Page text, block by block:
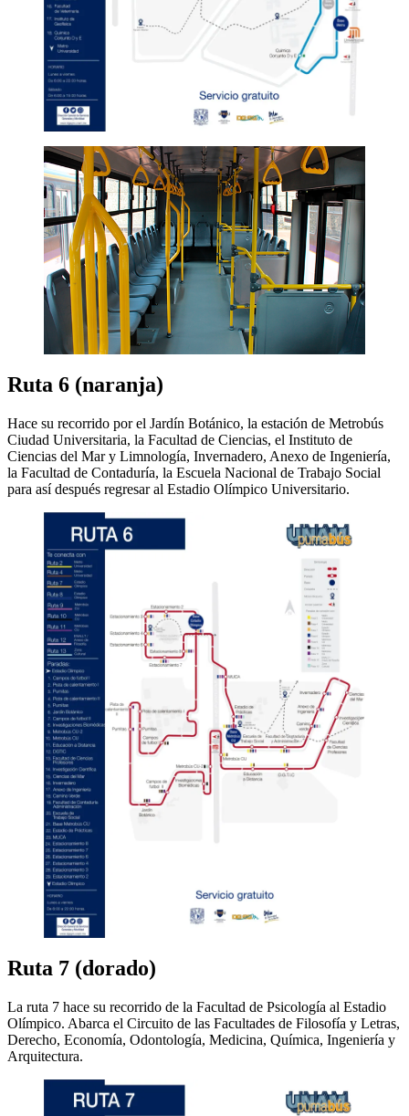
Ruta 6 (naranja)
Hace su recorrido por el Jardín Botánico, la estación de Metrobús
Ciudad Universitaria, la Facultad de Ciencias, el Instituto de
Ciencias del Mar y Limnología, Invernadero, Anexo de Ingeniería,
la Facultad de Contaduría, la Escuela Nacional de Trabajo Social
para así después regresar al Estadio Olímpico Universitario.
Ruta 7 (dorado)
La ruta 7 hace su recorrido de la Facultad de Psicología al Estadio
Olímpico. Abarca el Circuito de las Facultades de Filosofía y Letras,
Derecho, Economía, Odontología, Medicina, Química, Ingeniería y
Arquitectura.